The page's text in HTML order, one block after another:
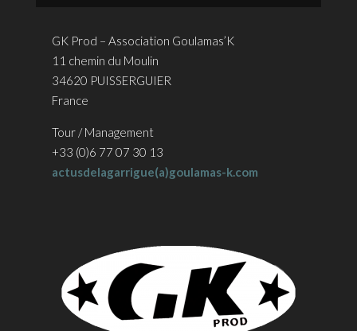
GK Prod – Association Goulamas’K
11 chemin du Moulin
34620 PUISSERGUIER
France
Tour / Management
+33 (0)6 77 07 30 13
actusdelagarrigue(a)goulamas-k.com